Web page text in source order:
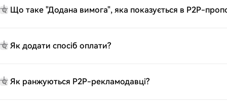
Q Що таке "Додана вимога", яка показується в P2P-
Q Як додати спосіб оплати?
Q Як ранжуються P2P-рекламодавці?